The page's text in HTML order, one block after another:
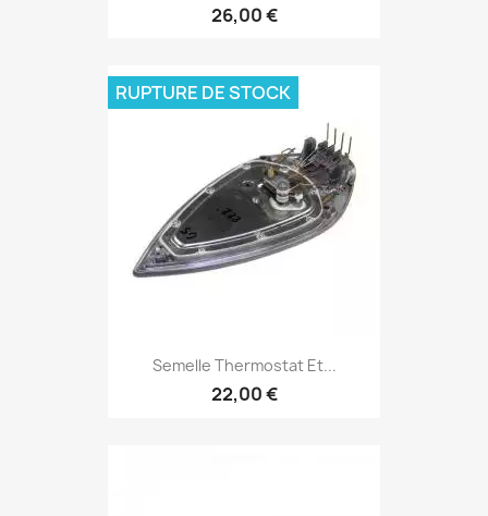
26,00 €
Semelle Thermostat Et...
22,00 €
RUPTURE DE STOCK